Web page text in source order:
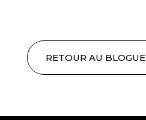
RETOUR AU BLOGUE